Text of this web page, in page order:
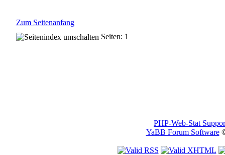
Zum Seitenanfang
Seiten: 1
PHP-Web-Stat
YaBB Forum Software©